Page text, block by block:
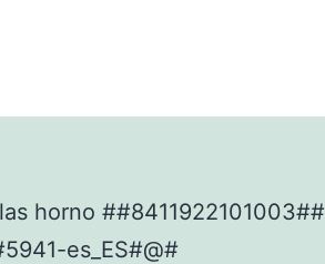
horno ##8411922101003##
es_ES#@#